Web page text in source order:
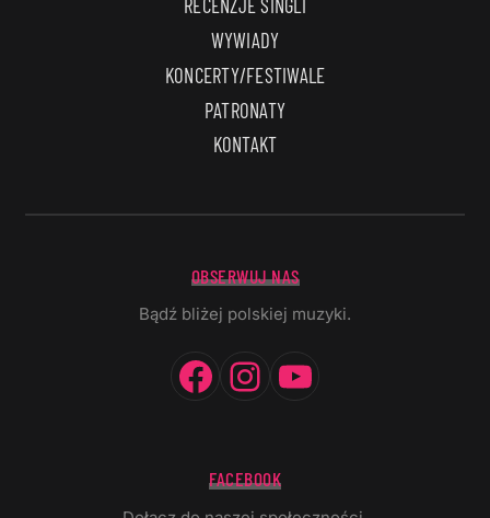
RECENZJE SINGLI
WYWIADY
KONCERTY/FESTIWALE
PATRONATY
KONTAKT
OBSERWUJ NAS
Bądź bliżej polskiej muzyki.
Facebook
Instagram
FACEBOOK